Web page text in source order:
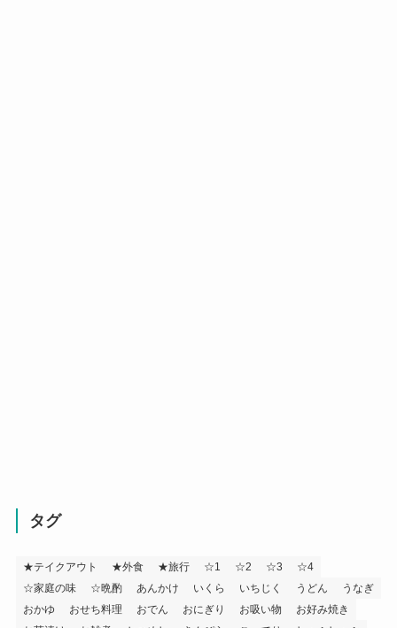
タグ
★テイクアウト ★外食 ★旅行 ☆1 ☆2 ☆3
☆4
☆家庭の味
☆晩酌 あんかけ いくら いちじく うどん
うなぎ
おかゆ
おせち料理 おでん おにぎり お吸い物
お好み焼き